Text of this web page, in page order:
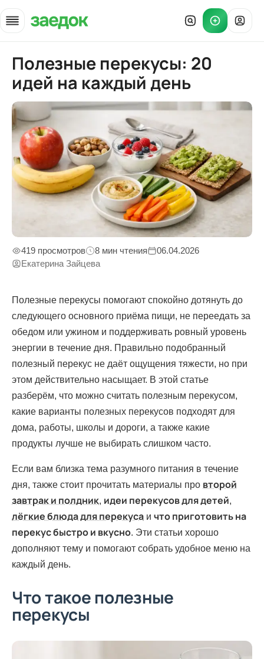
Главная»Статьи »
Полезные перекусы
Полезные перекусы: 20
идей на каждый день
419 просмотров 8 мин чтения
06.04.2026
Екатерина Зайцева
Полезные перекусы помогают спокойно дотянуть до
следующего основного приёма пищи, не переедать за
обедом или ужином и поддерживать ровный уровень
энергии в течение дня. Правильно подобранный
полезный перекус не даёт ощущения тяжести, но при
этом действительно насыщает. В этой статье
разберём, что можно считать полезным перекусом,
какие варианты полезных перекусов подходят для
дома, работы, школы и дороги, а также какие
продукты лучше не выбирать слишком часто.
Если вам близка тема разумного питания в течение
дня, также стоит прочитать материалы про второй
завтрак и полдник, идеи перекусов для детей,
лёгкие блюда для перекуса и что приготовить на
перекус быстро и вкусно. Эти статьи хорошо
дополняют тему и помогают собрать удобное меню на
каждый день.
Что такое полезные
перекусы